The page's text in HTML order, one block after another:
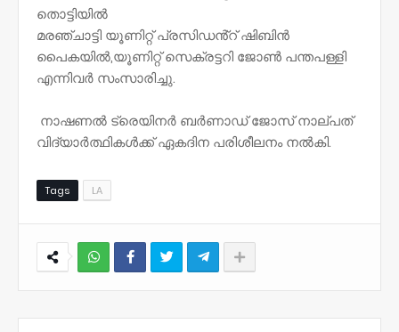
തൊട്ടിയിൽ
മരഞ്ചാട്ടി യൂണിറ്റ് പ്രസിഡൻ്റ് ഷിബിൻ
പൈകയിൽ,യൂണിറ്റ് സെക്രട്ടറി ജോൺ പന്തപള്ളി
എന്നിവർ സംസാരിച്ചു.
നാഷണൽ ട്രെയിനർ ബർണാഡ് ജോസ് നാല്പത്
വിദ്യാർത്ഥികൾക്ക് ഏകദിന പരിശീലനം നൽകി.
Tags LA